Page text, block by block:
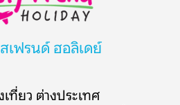
เฟรนด์ ฮอลิเดย์
ที่ยว ต่างประเทศ